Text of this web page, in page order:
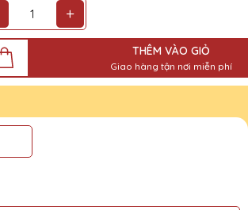
+
THÊM VÀO GIỎ
Giao hàng tận nơi miễn phí